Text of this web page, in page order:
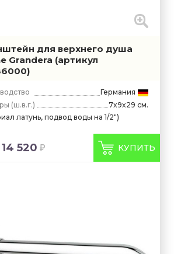
для верхнего душа
Grandera (артикул
Германия
(ш.в.г.)
7x9x29 см.
латунь, подвод воды на 1/2")
14 520 КУПИТЬ